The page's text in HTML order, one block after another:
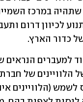
כדור הארץ.